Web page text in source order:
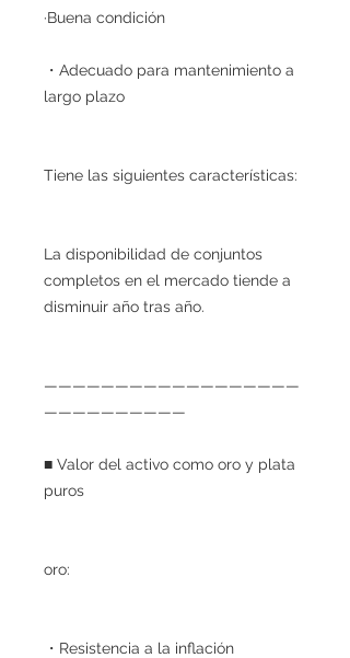
·Buena condición
・Adecuado para mantenimiento a
largo plazo
Tiene las siguientes características:
La disponibilidad de conjuntos
completos en el mercado tiende a
disminuir año tras año.
——————————————————
——————————
■ Valor del activo como oro y plata
puros
oro:
・Resistencia a la inflación